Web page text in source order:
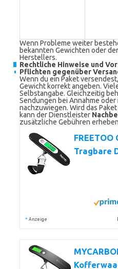
Wenn Probleme weiter
bekannten Gewichten oder
Herstellers.
Rechtliche Hinweise und
Pflichten gegenüber
Wenn du ein Paket
Gewicht korrekt angeben.
Selbstangabe. Gleichzeitig
Sendungen bei Annahme
nachzuwiegen. Wird das
kann der Dienstleister
zusätzliche Gebühren
Tragbare
* Anzeige